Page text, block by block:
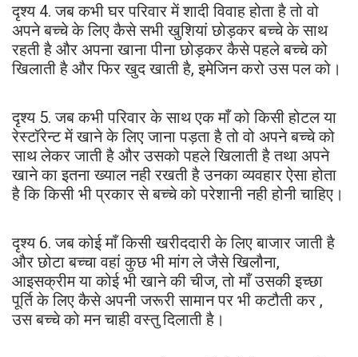
दृश्य 4. जब कभी घर परिवार में शादी विवाह होता है तो वो
अपने बच्चे के लिए कैसे सभी खुशियां छोड़कर बच्चे के साथ
रहती है और अपना खाना पीना छोड़कर कैसे पहले बच्चे को
खिलाती है और फिर खुद खाती है, इमेजिन करो उस पल को।
दृश्य 5. जब कभी परिवार के साथ एक माँ को किसी होटल या
रेस्टॉरेन्ट में खाने के लिए जाना पड़ता है तो वो अपने बच्चे को
साथ लेकर जाती है और उसको पहले खिलाती है तथा अपने
खाने का इतना ख्याल नही रखती है उनका व्यवहार ऐसा होता
है कि किसी भी प्रकार से बच्चे को परेशानी नही होनी चाहिए।
दृश्य 6. जब कोई माँ किसी खरीददारी के लिए बाजार जाती है
और छोटा बच्चा वहां कुछ भी मांग ले जैसे खिलौना,
आइसक्रीम या कोई भी खाने की चीज, तो माँ उसकी इच्छा
पूर्ति के लिए कैसे अपनी जरूरी सामान पर भी कटौती कर ,
उस बच्चे को मन चाही वस्तु दिलाती है।